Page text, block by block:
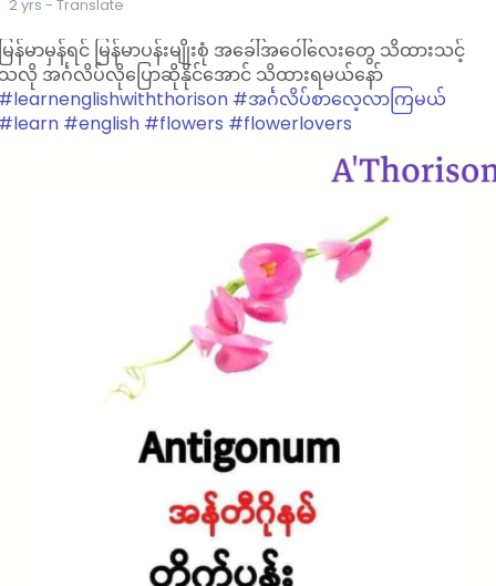
2 yrs - Translate
ြန်မာမှန်ရင် မြန်မာပန်းမျိုးစုံ အခေါ်အဝေါ်လေးတွေ သိထားသင့်
လို အင်္ဂလိပ်လိုပြောဆိုနိုင်အောင် သိထားရမယ်နော်
#အင်္ဂလိပ်စာလေ့လာကြမယ်
#english #flowers #flowerlovers